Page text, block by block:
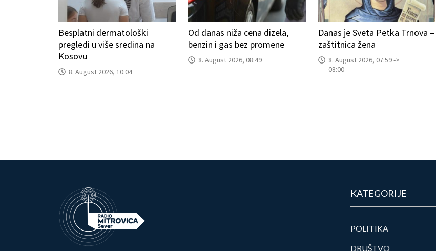
Besplatni dermatološki
pregledi u više sredina na
Kosovu
8. August 2026, 10:04
Od danas niža cena dizela,
benzin i gas bez promene
8. August 2026, 08:49
Danas je Sveta Petka Trnova –
zaštitnica žena
8. August 2026, 07:59 ->
08:00
KATEGORIJE
POLITIKA
DRUŠTVO